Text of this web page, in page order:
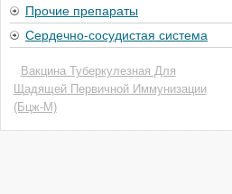
Прочие препараты
Сердечно-сосудистая система
Вакцина Туберкулезная Для
Щадящей Первичной Иммунизации
(Бцж-М)